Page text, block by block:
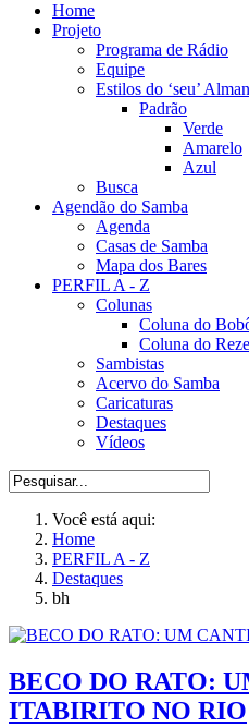
Home
Projeto
Programa de Rádio
Equipe
Estilos do ‘seu’
Padrão
Verde
Amarelo
Azul
Busca
Agendão do Samba
Agenda
Casas de Samba
Mapa dos Bares
PERFIL A - Z
Colunas
Coluna do
Coluna do
Sambistas
Acervo do Samba
Caricaturas
Destaques
Vídeos
Você está aqui:
Home
PERFIL A - Z
Destaques
bh
BECO DO RATO:
ITABIRITO NO RIO